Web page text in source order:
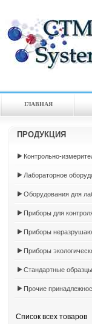
ГЛАВНАЯ
ПРОДУКЦИЯ
Контрольно-
Лабораторное
Оборудования для
Приборы для
Приборы
Приборы
Стандартные образцы
Прочие
Список всех товаров